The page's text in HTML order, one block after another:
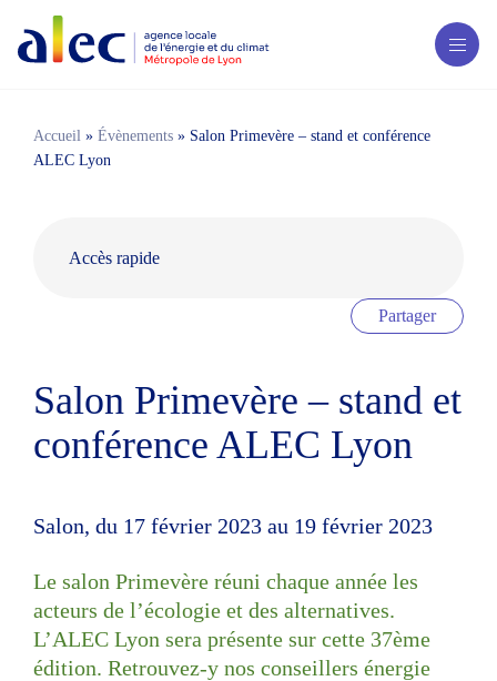
Accueil » Évènements » Salon Primevère – stand et conférence
ALEC Lyon
Accès rapide
ÉNERGITOUR à la rencontre des habitants –
Lyon 6 (Parc de la Tête d’Or) – étape 14
Saint-Genis-Laval – étape 15
ÉNERGITOUR à la rencontre des habitants –
Lyon 2 – étape 16
Partager
Salon Primevère – stand et
conférence ALEC Lyon
Salon, du 17 février 2023 au 19 février 2023
Le salon Primevère réuni chaque année les
acteurs de l’écologie et des alternatives.
L’ALEC Lyon sera présente sur cette 37ème
édition. Retrouvez-y nos conseillers énergie